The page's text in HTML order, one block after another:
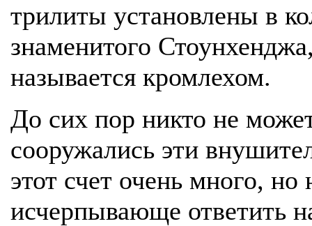
трилиты установлены в
знаменитого
называется кромлехом.
До сих пор никто не
сооружались эти
этот счет очень много,
исчерпывающе ответить